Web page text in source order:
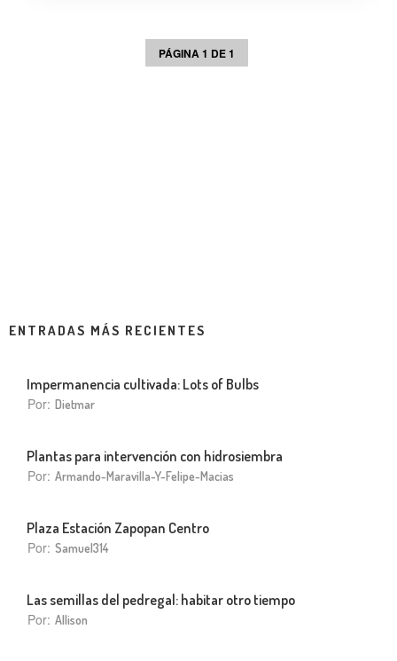
PÁGINA 1 DE 1
ENTRADAS MÁS RECIENTES
Impermanencia cultivada: Lots of Bulbs
Por: Dietmar
Plantas para intervención con hidrosiembra
Por: Armando-Maravilla-Y-Felipe-Macias
Plaza Estación Zapopan Centro
Por: Samuel314
Las semillas del pedregal: habitar otro tiempo
Por: Allison